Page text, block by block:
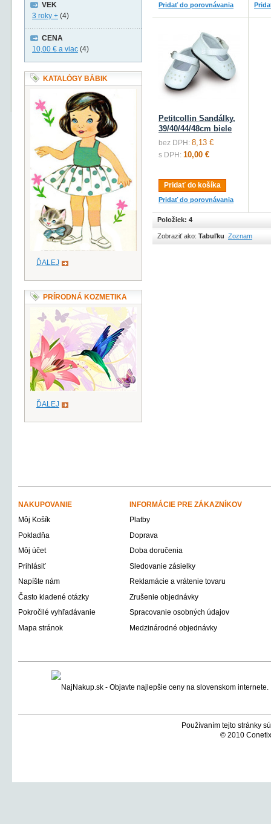
Pridať do porovnávania
Petitcollin Sandálky,
39/40/44/48cm biele
bez DPH: 8,13 €
s DPH: 10,00 €
Pridať do košíka
Pridať do porovnávania
Položiek: 4
Zobraziť ako: Tabuľku Zoznam
VEK
3 roky + (4)
CENA
10,00 € a viac (4)
KATALÓGY BÁBIK
ĎALEJ
PRÍRODNÁ KOZMETIKA
ĎALEJ
NAKUPOVANIE
INFORMÁCIE PRE ZÁKAZNÍKOV
Môj Košík
Platby
Pokladňa
Doprava
Môj účet
Doba doručenia
Prihlásiť
Sledovanie zásielky
Napíšte nám
Reklamácie a vrátenie tovaru
Často kladené otázky
Zrušenie objednávky
Pokročilé vyhľadávanie
Spracovanie osobných údajov
Mapa stránok
Medzinárodné objednávky
Používaním tejto stránky
© 2010